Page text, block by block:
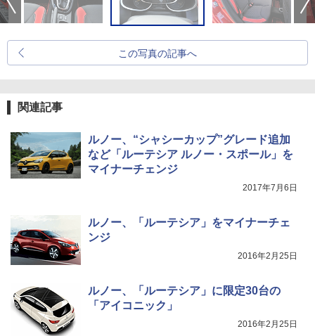
この写真の記事へ
関連記事
ルノー、“シャシーカップ”グレード追加
など「ルーテシア ルノー・スポール」を
マイナーチェンジ
2017年7月6日
ルノー、「ルーテシア」をマイナーチェ
ンジ
2016年2月25日
ルノー、「ルーテシア」に限定30台の
「アイコニック」
2016年2月25日